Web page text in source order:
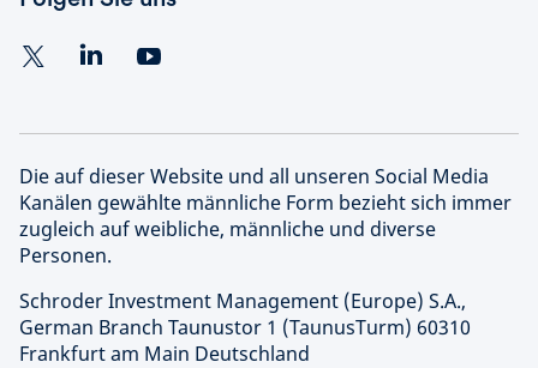
Die auf dieser Website und all unseren Social Media
Kanälen gewählte männliche Form bezieht sich immer
zugleich auf weibliche, männliche und diverse
Personen.
Schroder Investment Management (Europe) S.A.,
German Branch Taunustor 1 (TaunusTurm) 60310
Frankfurt am Main Deutschland